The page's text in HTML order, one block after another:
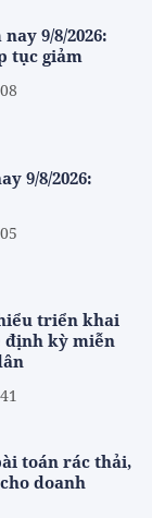
9/8/2026:
tục giảm
9/8/2026:
triển khai
định kỳ miễn
toán rác thải,
doanh